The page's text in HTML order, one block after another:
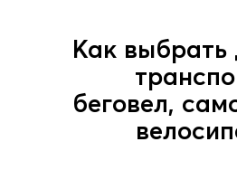
Как выбрать
беговел,